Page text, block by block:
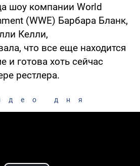
шоу компании World
(WWE) Барбара Бланк,
Келли,
что все еще находится
и готова хоть сейчас
рестлера.
дня